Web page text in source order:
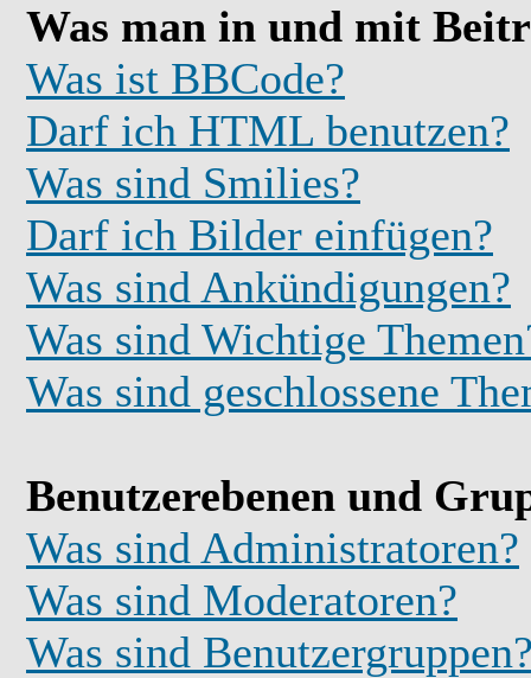
Was man in und mit
Was ist BBCode?
Darf ich HTML benutzen?
Was sind Smilies?
Darf ich Bilder einfügen?
Was sind Ankündigungen?
Was sind Wichtige
Was sind geschlossene
Benutzerebenen und
Was sind Administratoren?
Was sind Moderatoren?
Was sind